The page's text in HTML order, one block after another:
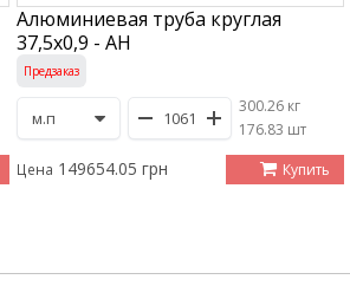
Алюминиевая труба круглая
37,5х0,9 - АН
Предзаказ
300.26 кг
/176.83 шт
Цена 149654.05 грн Купить